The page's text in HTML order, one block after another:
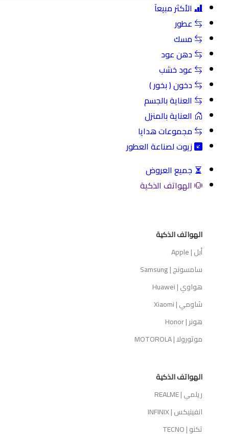
الأكثر مبيعآ
عطور
مسك
دهن عود
عود خشب
دخون ( بخور )
العناية بالجسم
العناية بالمنزل
مجموعات هدايا
زيوت لصناعة العطور
جميع العروض
الهواتف الذكية
الهواتف الذكية
سامسونج | Samsung
هواوي | Huawei
شاومي | Xiaomi
موتورولا | MOTOROLA
الهواتف الذكية
ريلمي | REALME
انفينيكس | INFINIX